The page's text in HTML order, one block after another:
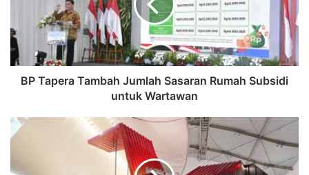
Rumah
Subsidi
untuk
Wartawan
BP Tapera Tambah Jumlah Sasaran Rumah Subsidi
untuk Wartawan
KENCANA
Baja